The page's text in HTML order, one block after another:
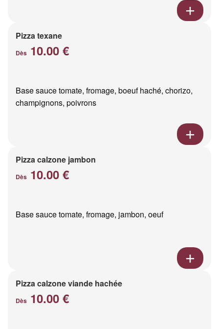
Pizza texane
Dès 10.00 €
Base sauce tomate, fromage, boeuf haché, chorizo,
champignons, poivrons
Pizza calzone jambon
Dès 10.00 €
Base sauce tomate, fromage, jambon, oeuf
Pizza calzone viande hachée
Dès 10.00 €